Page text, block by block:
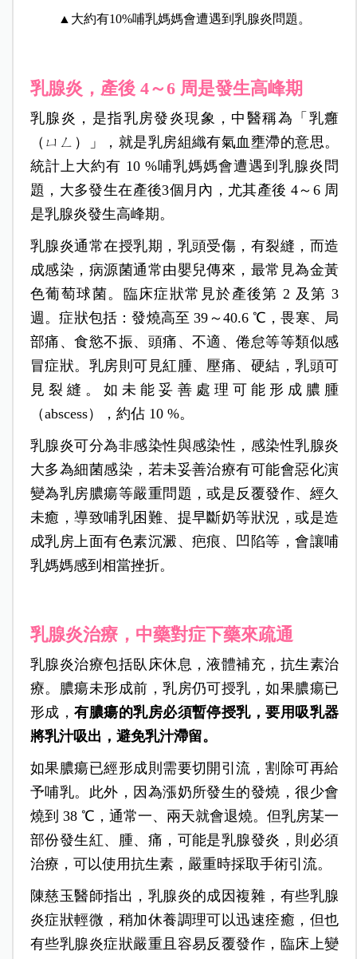
▲大約有10%哺乳媽媽會遭遇到乳腺炎問題。
乳腺炎，產後 4～6 周是發生高峰期
乳腺炎，是指乳房發炎現象，中醫稱為「乳癰
（ㄩㄥ）」，就是乳房組織有氣血壅滯的意思。
統計上大約有 10 %哺乳媽媽會遭遇到乳腺炎問
題，大多發生在產後3個月內，尤其產後 4～6 周
是乳腺炎發生高峰期。
乳腺炎通常在授乳期，乳頭受傷，有裂縫，而造
成感染，病源菌通常由嬰兒傳來，最常見為金黃
色葡萄球菌。臨床症狀常見於產後第 2 及第 3
週。症狀包括：發燒高至 39～40.6 ℃，畏寒、局
部痛、食慾不振、頭痛、不適、倦怠等等類似感
冒症狀。乳房則可見紅腫、壓痛、硬結，乳頭可
見裂縫。如未能妥善處理可能形成膿腫
（abscess），約佔 10 %。
乳腺炎可分為非感染性與感染性，感染性乳腺炎
大多為細菌感染，若未妥善治療有可能會惡化演
變為乳房膿瘍等嚴重問題，或是反覆發作、經久
未癒，導致哺乳困難、提早斷奶等狀況，或是造
成乳房上面有色素沉澱、疤痕、凹陷等，會讓哺
乳媽媽感到相當挫折。
乳腺炎治療，中藥對症下藥來疏通
乳腺炎治療包括臥床休息，液體補充，抗生素治
療。膿瘍未形成前，乳房仍可授乳，如果膿瘍已
形成，有膿瘍的乳房必須暫停授乳，要用吸乳器
將乳汁吸出，避免乳汁滯留。
如果膿瘍已經形成則需要切開引流，割除可再給
予哺乳。此外，因為漲奶所發生的發燒，很少會
燒到 38 ℃，通常一、兩天就會退燒。但乳房某一
部份發生紅、腫、痛，可能是乳腺發炎，則必須
治療，可以使用抗生素，嚴重時採取手術引流。
陳慈玉醫師指出，乳腺炎的成因複雜，有些乳腺
炎症狀輕微，稍加休養調理可以迅速痊癒，但也
有些乳腺炎症狀嚴重且容易反覆發作，臨床上變